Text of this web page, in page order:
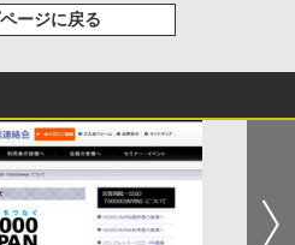
ージに戻る